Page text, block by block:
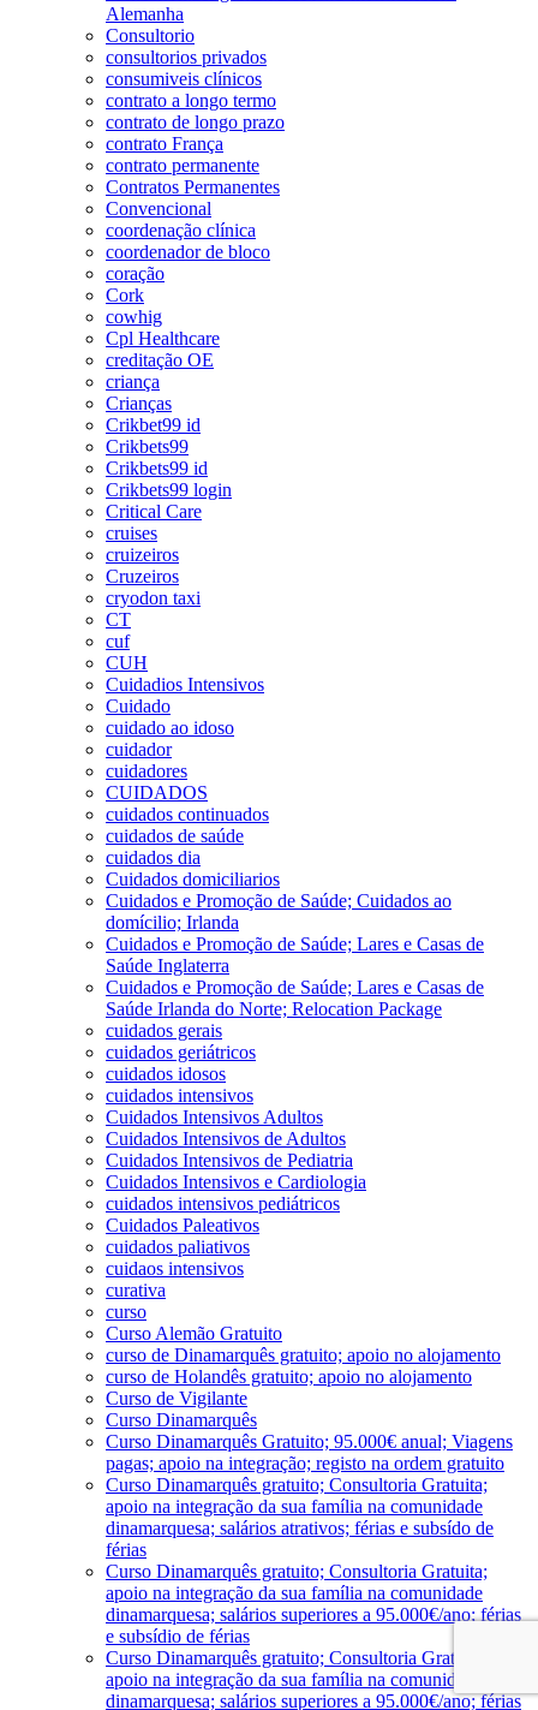
Alemanha
Consultorio
consultorios privados
consumiveis clínicos
contrato a longo termo
contrato de longo prazo
contrato França
contrato permanente
Contratos Permanentes
Convencional
coordenação clínica
coordenador de bloco
coração
Cork
cowhig
Cpl Healthcare
creditação OE
criança
Crianças
Crikbet99 id
Crikbets99
Crikbets99 id
Crikbets99 login
Critical Care
cruises
cruizeiros
Cruzeiros
cryodon taxi
CT
cuf
CUH
Cuidadios Intensivos
Cuidado
cuidado ao idoso
cuidador
cuidadores
CUIDADOS
cuidados continuados
cuidados de saúde
cuidados dia
Cuidados domiciliarios
Cuidados e Promoção de Saúde; Cuidados ao
domícilio; Irlanda
Cuidados e Promoção de Saúde; Lares e Casas de
Saúde Inglaterra
Cuidados e Promoção de Saúde; Lares e Casas de
Saúde Irlanda do Norte; Relocation Package
cuidados gerais
cuidados geriátricos
cuidados idosos
cuidados intensivos
Cuidados Intensivos Adultos
Cuidados Intensivos de Adultos
Cuidados Intensivos de Pediatria
Cuidados Intensivos e Cardiologia
cuidados intensivos pediátricos
Cuidados Paleativos
cuidados paliativos
cuidaos intensivos
curativa
curso
Curso Alemão Gratuito
curso de Dinamarquês gratuito; apoio no alojamento
curso de Holandês gratuito; apoio no alojamento
Curso de Vigilante
Curso Dinamarquês
Curso Dinamarquês Gratuito; 95.000€ anual; Viagens
pagas; apoio na integração; registo na ordem gratuito
Curso Dinamarquês gratuito; Consultoria Gratuita;
apoio na integração da sua família na comunidade
dinamarquesa; salários atrativos; férias e subsído de
férias
Curso Dinamarquês gratuito; Consultoria Gratuita;
apoio na integração da sua família na comunidade
dinamarquesa; salários superiores a 95.000€/ano; férias
e subsídio de férias
Curso Dinamarquês gratuito; Consultoria Gratuita;
apoio na integração da sua família na comunidade
dinamarquesa; salários superiores a 95.000€/ano; férias